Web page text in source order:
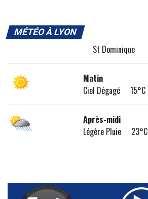
MÉTÉO À LYON
St Dominique
Matin
Ciel Dégagé 15°C
Après-midi
Légère Pluie 23°C